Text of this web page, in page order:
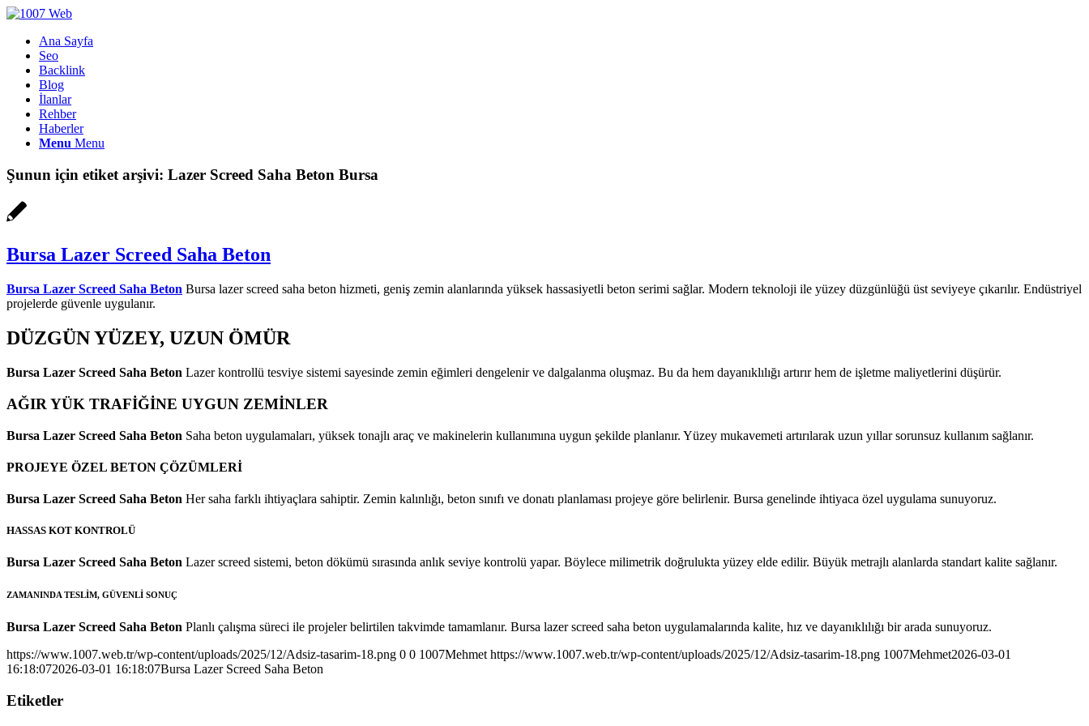
Ana Sayfa
Seo
Backlink
Blog
İlanlar
Rehber
Haberler
Menu Menu
Şunun için etiket arşivi: Lazer Screed Saha Beton Bursa
Bursa Lazer Screed Saha Beton
Bursa Lazer Screed Saha Beton Bursa lazer screed saha beton hizmeti, geniş zemin alanlarında yüksek hassasiyetli beton serimi sağlar. Modern teknoloji ile yüzey düzgünlüğü üst seviyeye çıkarılır. Endüstriyel
projelerde güvenle uygulanır.
DÜZGÜN YÜZEY, UZUN ÖMÜR
Bursa Lazer Screed Saha Beton Lazer kontrollü tesviye sistemi sayesinde zemin eğimleri dengelenir ve dalgalanma oluşmaz. Bu da hem dayanıklılığı artırır hem de işletme maliyetlerini düşürür.
AĞIR YÜK TRAFİĞİNE UYGUN ZEMİNLER
Bursa Lazer Screed Saha Beton Saha beton uygulamaları, yüksek tonajlı araç ve makinelerin kullanımına uygun şekilde planlanır. Yüzey mukavemeti artırılarak uzun yıllar sorunsuz kullanım sağlanır.
PROJEYE ÖZEL BETON ÇÖZÜMLERİ
Bursa Lazer Screed Saha Beton Her saha farklı ihtiyaçlara sahiptir. Zemin kalınlığı, beton sınıfı ve donatı planlaması projeye göre belirlenir. Bursa genelinde ihtiyaca özel uygulama sunuyoruz.
HASSAS KOT KONTROLÜ
Bursa Lazer Screed Saha Beton Lazer screed sistemi, beton dökümü sırasında anlık seviye kontrolü yapar. Böylece milimetrik doğrulukta yüzey elde edilir. Büyük metrajlı alanlarda standart kalite sağlanır.
ZAMANINDA TESLİM, GÜVENLİ SONUÇ
Bursa Lazer Screed Saha Beton Planlı çalışma süreci ile projeler belirtilen takvimde tamamlanır. Bursa lazer screed saha beton uygulamalarında kalite, hız ve dayanıklılığı bir arada sunuyoruz.
https://www.1007.web.tr/wp-content/uploads/2025/12/Adsiz-tasarim-18.png 0 0 1007Mehmet https://www.1007.web.tr/wp-content/uploads/2025/12/Adsiz-tasarim-18.png 1007Mehmet2026-03-01
16:18:072026-03-01 16:18:07Bursa Lazer Screed Saha Beton
Etiketler